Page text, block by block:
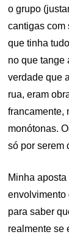
o grupo
cantigas com
que tinha
no que tange
verdade que
rua, eram
francamente,
monótonas.
só por serem
Minha
envolvimento
para saber
realmente se